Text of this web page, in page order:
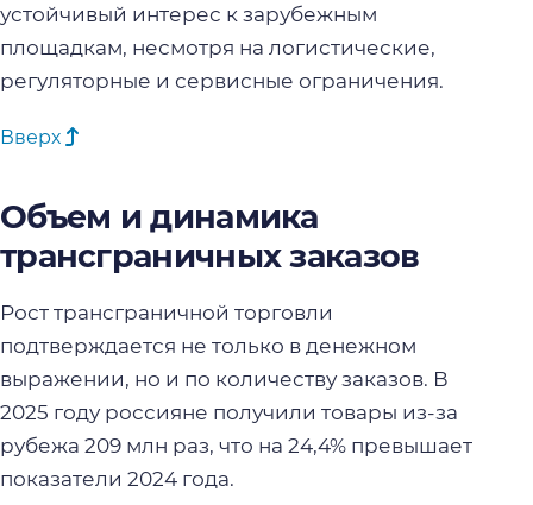
устойчивый интерес к зарубежным
площадкам, несмотря на логистические,
регуляторные и сервисные ограничения.
Вверх
Объем и динамика
трансграничных заказов
Рост трансграничной торговли
подтверждается не только в денежном
выражении, но и по количеству заказов. В
2025 году россияне получили товары из-за
рубежа 209 млн раз, что на 24,4% превышает
показатели 2024 года.